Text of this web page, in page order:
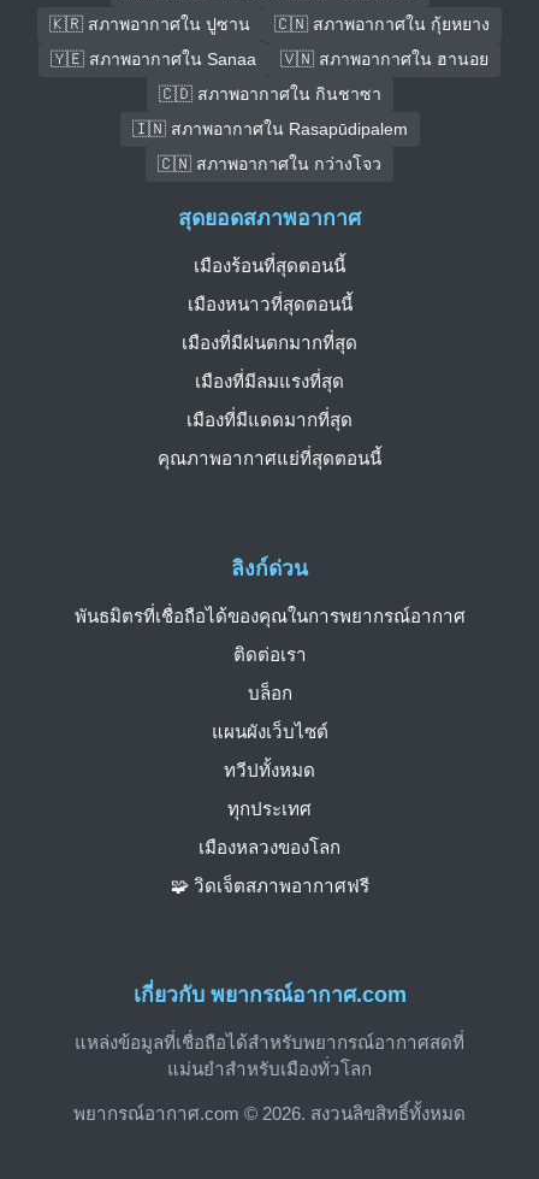
🇰🇷 สภาพอากาศใน ปูซาน
🇨🇳 สภาพอากาศใน กุ้ยหยาง
🇾🇪 สภาพอากาศใน Sanaa
🇻🇳 สภาพอากาศใน ฮานอย
🇨🇩 สภาพอากาศใน กินชาซา
🇮🇳 สภาพอากาศใน Rasapūdipalem
🇨🇳 สภาพอากาศใน กว่างโจว
เกี่ยวกับ พยากรณ์อากาศ.com
แหล่งข้อมูลที่เชื่อถือได้สำหรับพยากรณ์อากาศสดที่
แม่นยำสำหรับเมืองทั่วโลก
พยากรณ์อากาศ.com © 2026. สงวนลิขสิทธิ์ทั้งหมด
ลิงก์ด่วน
พันธมิตรที่เชื่อถือได้ของคุณในการพยากรณ์อากาศ
ติดต่อเรา
บล็อก
แผนผังเว็บไซต์
ทวีปทั้งหมด
ทุกประเทศ
เมืองหลวงของโลก
🧩 วิดเจ็ตสภาพอากาศฟรี
สุดยอดสภาพอากาศ
เมืองร้อนที่สุดตอนนี้
เมืองหนาวที่สุดตอนนี้
เมืองที่มีฝนตกมากที่สุด
เมืองที่มีลมแรงที่สุด
เมืองที่มีแดดมากที่สุด
คุณภาพอากาศแย่ที่สุดตอนนี้